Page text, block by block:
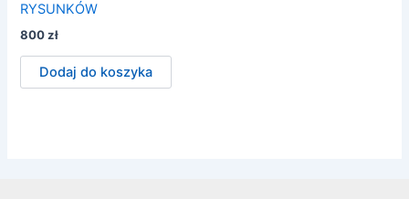
RYSUNKÓW
800zł
Dodaj do koszyka